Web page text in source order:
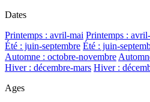
Dates
Printemps : avril-mai Printemps :
Été : juin-septembre Été : juin-
Automne : octobre-novembre
Hiver : décembre-mars Hiver :
Ages